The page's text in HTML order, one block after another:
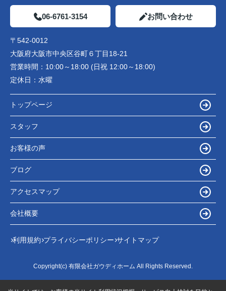
06-6761-3154 お問い合わせ
〒542-0012
大阪府大阪市中央区谷町６丁目18-21
営業時間： 10:00～18:00 (日祝 12:00～18:00)
定休日： 水曜
トップページ
スタッフ
お客様の声
ブログ
アクセスマップ
会社概要
利用規約 プライバシーポリシー サイトマップ
Copyright(c) 有限会社ガウディホーム All Rights Reserved.